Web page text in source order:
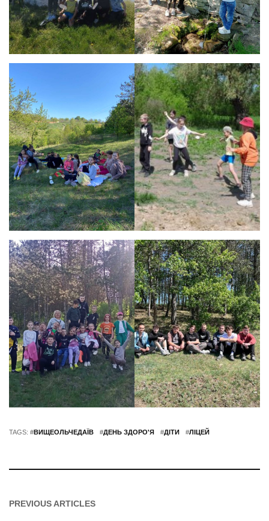
TAGS: #ВИЩЕОЛЬЧЕДАЇВ #ДЕНЬ ЗДОРО'Я #ДІТИ #ЛІЦЕЙ
PREVIOUS ARTICLES